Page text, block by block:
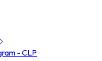
- CLP